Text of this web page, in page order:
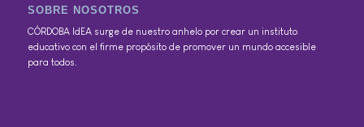
SOBRE NOSOTROS
CÓRDOBA IdEA surge de nuestro anhelo por crear un instituto
educativo con el firme propósito de promover un mundo accesible
para todos.